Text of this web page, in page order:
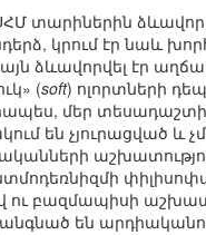
տարիներին
կրում էր նաև
ձևավորվել էր
(soft) ոլորտների
մեր
են չյուրացված և
բազմապիսի
են